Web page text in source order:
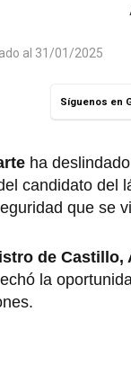
al 31/01/2025
Síguenos en
ha
candidato
que se
de Castillo,
la